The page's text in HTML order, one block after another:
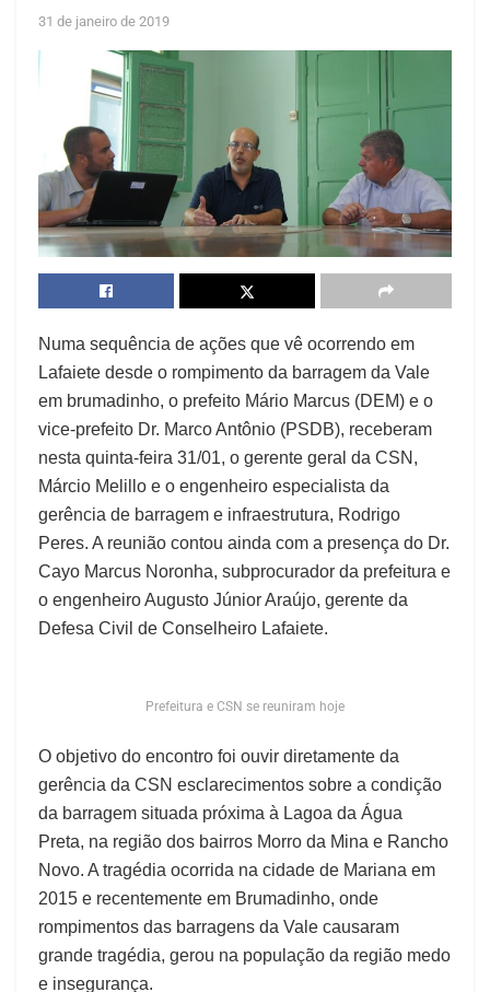
31 de janeiro de 2019
Numa sequência de ações que vê ocorrendo em
Lafaiete desde o rompimento da barragem da Vale
em brumadinho, o prefeito Mário Marcus (DEM) e o
vice-prefeito Dr. Marco Antônio (PSDB), receberam
nesta quinta-feira 31/01, o gerente geral da CSN,
Márcio Melillo e o engenheiro especialista da
gerência de barragem e infraestrutura, Rodrigo
Peres. A reunião contou ainda com a presença do Dr.
Cayo Marcus Noronha, subprocurador da prefeitura e
o engenheiro Augusto Júnior Araújo, gerente da
Defesa Civil de Conselheiro Lafaiete.
Prefeitura e CSN se reuniram hoje
O objetivo do encontro foi ouvir diretamente da
gerência da CSN esclarecimentos sobre a condição
da barragem situada próxima à Lagoa da Água
Preta, na região dos bairros Morro da Mina e Rancho
Novo. A tragédia ocorrida na cidade de Mariana em
2015 e recentemente em Brumadinho, onde
rompimentos das barragens da Vale causaram
grande tragédia, gerou na população da região medo
e insegurança.